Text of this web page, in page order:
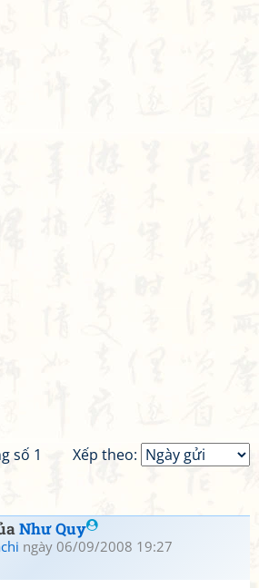
Xếp theo:
số 1
Như Quy
ngày 06/09/2008 19:27